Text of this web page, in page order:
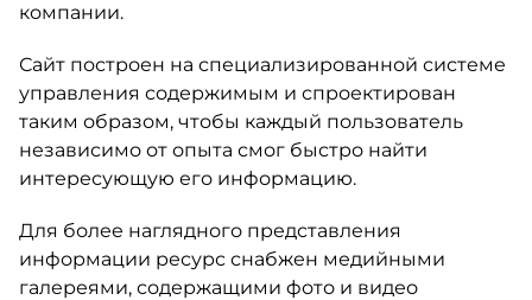
компании.
Сайт построен на специализированной системе
управления содержимым и спроектирован
таким образом, чтобы каждый пользователь
независимо от опыта смог быстро найти
интересующую его информацию.
Для более наглядного представления
информации ресурс снабжен медийными
галереями, содержащими фото и видео